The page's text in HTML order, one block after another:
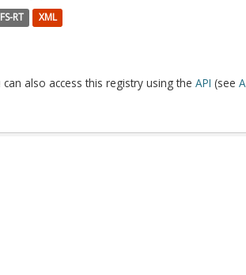
RT XML
can also access this registry using the API (see